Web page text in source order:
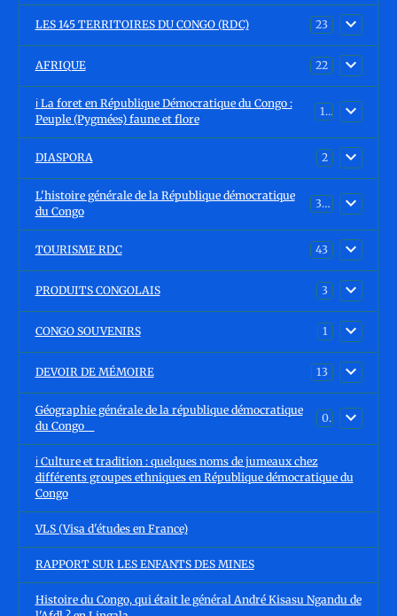
LES 145 TERRITOIRES DU CONGO (RDC) 23
AFRIQUE 22
ℹ️ La foret en République Démocratique du Congo :
Peuple (Pygmées) faune et flore
15
DIASPORA 2
L'histoire générale de la République démocratique
du Congo
30
TOURISME RDC 43
PRODUITS CONGOLAIS 3
CONGO SOUVENIRS 1
DEVOIR DE MÉMOIRE 13
Géographie générale de la république démocratique
du Congo
0
ℹ️ Culture et tradition : quelques noms de jumeaux chez
différents groupes ethniques en République démocratique du
Congo
VLS (Visa d'études en France)
RAPPORT SUR LES ENFANTS DES MINES
Histoire du Congo, qui était le général André Kisasu Ngandu de